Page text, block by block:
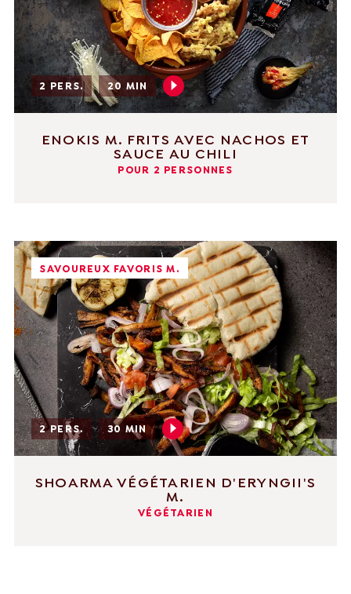
2 PERS. 20 MIN
ENOKIS M. FRITS AVEC NACHOS ET
SAUCE AU CHILI
POUR 2 PERSONNES
SAVOUREUX FAVORIS M.
2 PERS. 30 MIN
SHOARMA VÉGÉTARIEN D'ERYNGII'S
M.
VÉGÉTARIEN